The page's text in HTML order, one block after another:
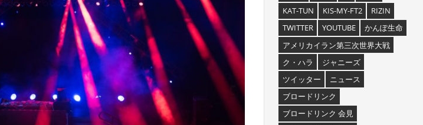
KAT-TUN
KIS-MY-FT2
RIZIN
TWITTER
YOUTUBE
かんぽ生命
アメリカイラン第三次世界大戦
ク・ハラ
ジャニーズ
ツイッター
ニュース
ブロードリンク
ブロードリンク 会見